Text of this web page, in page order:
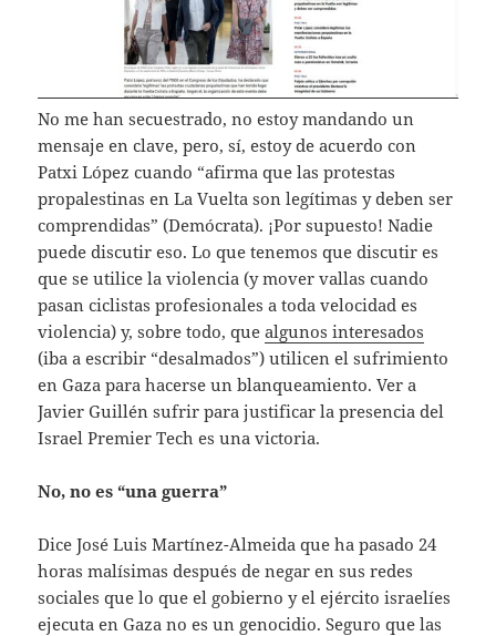
No me han secuestrado, no estoy mandando un
mensaje en clave, pero, sí, estoy de acuerdo con
Patxi López cuando “afirma que las protestas
propalestinas en La Vuelta son legítimas y deben ser
comprendidas” (Demócrata). ¡Por supuesto! Nadie
puede discutir eso. Lo que tenemos que discutir es
que se utilice la violencia (y mover vallas cuando
pasan ciclistas profesionales a toda velocidad es
violencia) y, sobre todo, quealgunos interesados
(iba a escribir “desalmados”) utilicen el sufrimiento
en Gaza para hacerse un blanqueamiento. Ver a
Javier Guillén sufrir para justificar la presencia del
Israel Premier Tech es una victoria.
No, no es “una guerra”
Dice José Luis Martínez-Almeida que ha pasado 24
horas malísimas después de negar en sus redes
sociales que lo que el gobierno y el ejército israelíes
ejecuta en Gaza no es un genocidio. Seguro que las